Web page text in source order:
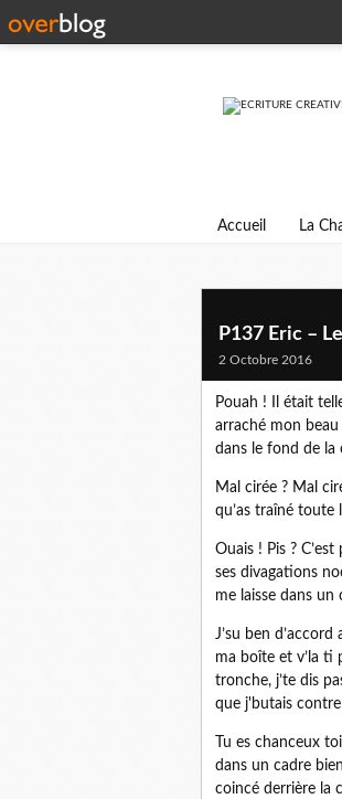
Accueil La
P137 Eric –
2 Octobre 2016
Pouah ! Il était
arraché mon beau
dans le fond de la
Mal cirée ? Mal
qu’as traîné toute
Ouais ! Pis ?
ses divagations
me laisse dans un
J’su ben
ma boîte et v’la ti
tronche, j’te dis
que j'butais
Tu es chanceux
dans un cadre
coincé derrière la